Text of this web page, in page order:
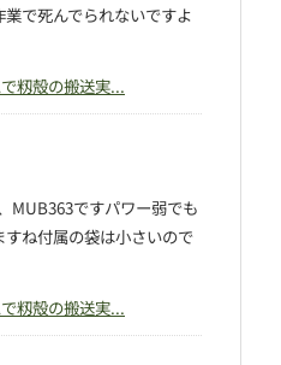
で死んでられないですよ
籾殻の搬送実...
MUB363ですパワー弱でも
ね付属の袋は小さいので
籾殻の搬送実...